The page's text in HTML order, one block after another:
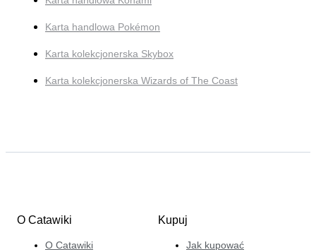
Karta handlowa Pokémon
Karta kolekcjonerska Skybox
Karta kolekcjonerska Wizards of The Coast
O Catawiki
O Catawiki
Kupuj
Jak kupować